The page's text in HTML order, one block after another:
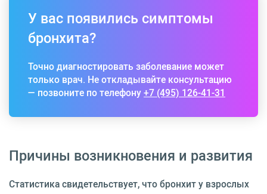
У вас появились симптомы
бронхита?
Точно диагностировать заболевание может
только врач. Не откладывайте консультацию
— позвоните по телефону+7 (495) 126-41-31
Причины возникновения и развития
Статистика свидетельствует, что бронхит у взрослых